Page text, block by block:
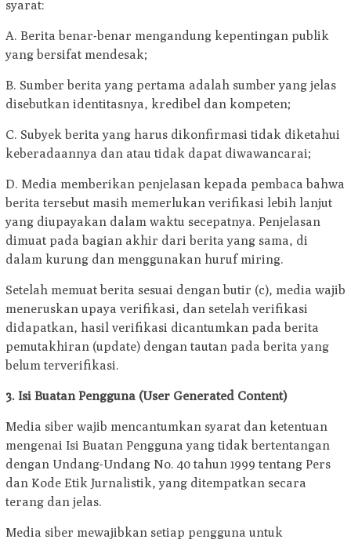
syarat:
A. Berita benar-benar mengandung kepentingan publik
yang bersifat mendesak;
B. Sumber berita yang pertama adalah sumber yang jelas
disebutkan identitasnya, kredibel dan kompeten;
C. Subyek berita yang harus dikonfirmasi tidak diketahui
keberadaannya dan atau tidak dapat diwawancarai;
D. Media memberikan penjelasan kepada pembaca bahwa
berita tersebut masih memerlukan verifikasi lebih lanjut
yang diupayakan dalam waktu secepatnya. Penjelasan
dimuat pada bagian akhir dari berita yang sama, di
dalam kurung dan menggunakan huruf miring.
Setelah memuat berita sesuai dengan butir (c), media wajib
meneruskan upaya verifikasi, dan setelah verifikasi
didapatkan, hasil verifikasi dicantumkan pada berita
pemutakhiran (update) dengan tautan pada berita yang
belum terverifikasi.
3. Isi Buatan Pengguna (User Generated Content)
Media siber wajib mencantumkan syarat dan ketentuan
mengenai Isi Buatan Pengguna yang tidak bertentangan
dengan Undang-Undang No. 40 tahun 1999 tentang Pers
dan Kode Etik Jurnalistik, yang ditempatkan secara
terang dan jelas.
Media siber mewajibkan setiap pengguna untuk